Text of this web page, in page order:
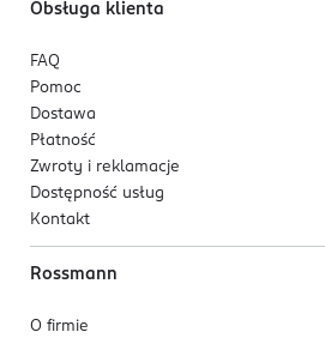
Obsługa klienta
FAQ
Pomoc
Dostawa
Płatność
Zwroty i reklamacje
Dostępność usług
Kontakt
Rossmann
O firmie